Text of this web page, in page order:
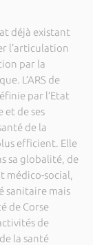
déjà existant
l’articulation
par la
L’ARS de
par l’Etat
et de ses
de la
efficient. Elle
sa globalité, de
médico-social,
sanitaire mais
de Corse
de
la santé